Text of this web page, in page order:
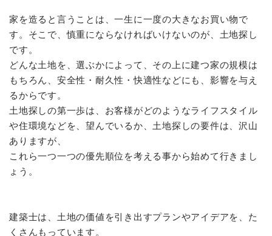
家を造ると言うことは、一生に一度の大きなお買い物で
す。そこで、慎重にならなければいけないのが、土地探し
です。
どんな土地を、選ぶかによって、その上に建つ家の規模は
もちろん、安全性・耐久性・快適性などにも、影響を与え
るからです。
土地探しの第一歩は、お客様がどのようなライフスタイル
や住環境などを、望んでいるか、土地探しの要件は、沢山
ありますが、
これら一つ一つの優先順位を考える事から始めて行きまし
ょう。
建築士は、土地の価値を引き出すプランやアイデアを、た
くさんもっています。